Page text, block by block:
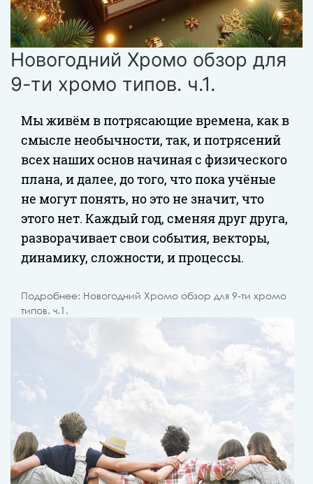
Новогодний Хромо обзор для
9-ти хромо типов. ч.1.
Мы живём в потрясающие времена, как в
смысле необычности, так, и потрясений
всех наших основ начиная с физического
плана, и далее, до того, что пока учёные
не могут понять, но это не значит, что
этого нет. Каждый год, сменяя друг друга,
разворачивает свои события, векторы,
динамику, сложности, и процессы.
Подробнее: Новогодний Хромо обзор для 9-ти хромо
типов. ч.1.